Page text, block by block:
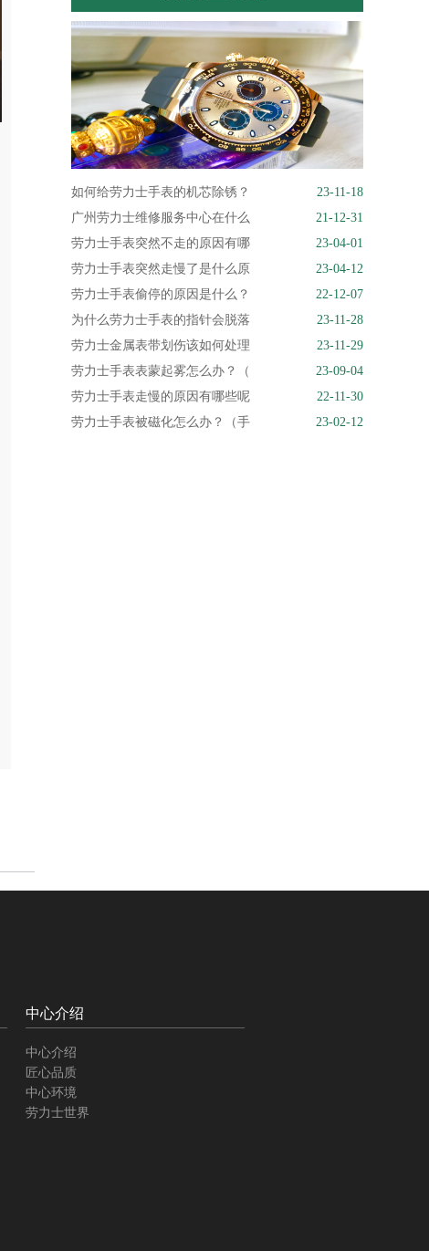
如何给劳力士手表的机芯除锈？
23-11-18
广州劳力士维修服务中心在什么
21-12-31
劳力士手表突然不走的原因有哪
23-04-01
劳力士手表突然走慢了是什么原
23-04-12
劳力士手表偷停的原因是什么？
22-12-07
为什么劳力士手表的指针会脱落
23-11-28
劳力士金属表带划伤该如何处理
23-11-29
劳力士手表表蒙起雾怎么办？（
23-09-04
劳力士手表走慢的原因有哪些呢
22-11-30
劳力士手表被磁化怎么办？（手
23-02-12
中心介绍
中心介绍
匠心品质
中心环境
劳力士世界